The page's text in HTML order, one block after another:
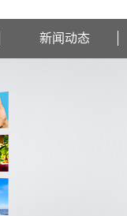
新闻动态